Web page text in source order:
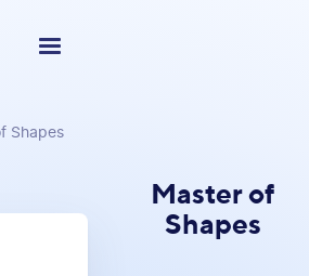
Shapes
Master of
Shapes